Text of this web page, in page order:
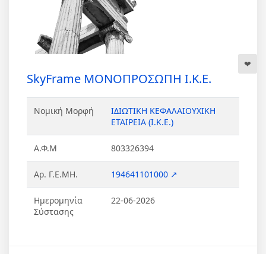
SkyFrame ΜΟΝΟΠΡΟΣΩΠΗ Ι.Κ.Ε.
Νομική Μορφή
ΙΔΙΩΤΙΚΗ ΚΕΦΑΛΑΙΟΥΧΙΚΗ
ΕΤΑΙΡΕΙΑ (Ι.Κ.Ε.)
Α.Φ.Μ 803326394
Αρ. Γ.Ε.ΜΗ. 194641101000 ↗
Ημερομηνία
Σύστασης
22-06-2026